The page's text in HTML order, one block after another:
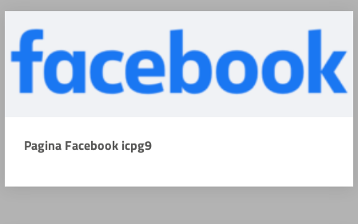
Pagina Facebook icpg9